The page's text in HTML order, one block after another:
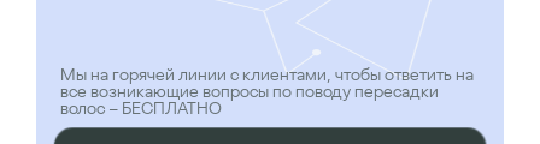
Мы на горячей линии с клиентами, чтобы ответить на
все возникающие вопросы по поводу пересадки
волос – БЕСПЛАТНО